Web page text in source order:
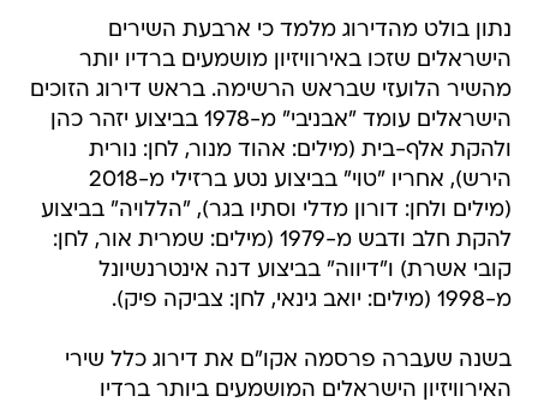
נתון בולט מהדירוג מלמד כי ארבעת השירים
הישראלים שזכו באירוויזיון מושמעים ברדיו יותר
מהשיר הלועזי שבראש הרשימה. בראש דירוג הזוכים
הישראלים עומד "אבניבי" מ-1978 בביצוע יזהר כהן
ולהקת אלף-בית (מילים: אהוד מנור, לחן: נורית
הירש), אחריו "טוי" בביצוע נטע ברזילי מ-2018
(מילים ולחן: דורון מדלי וסתיו בגר), "הללויה" בביצוע
להקת חלב ודבש מ-1979 (מילים: שמרית אור, לחן:
קובי אשרת) ו"דיווה" בביצוע דנה אינטרנשיונל
מ-1998 (מילים: יואב גינאי, לחן: צביקה פיק).
בשנה שעברה פרסמה אקו"ם את דירוג כלל שירי
האירוויזיון הישראלים המושמעים ביותר ברדיו